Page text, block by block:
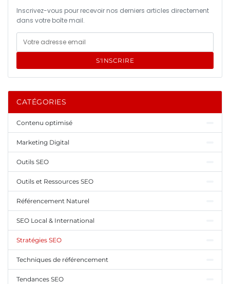
Inscrivez-vous pour recevoir nos derniers articles directement
dans votre boîte mail.
S'INSCRIRE
CATÉGORIES
Contenu optimisé
Marketing Digital
Outils SEO
Outils et Ressources SEO
Référencement Naturel
SEO Local & International
Stratégies SEO
Techniques de référencement
Tendances SEO